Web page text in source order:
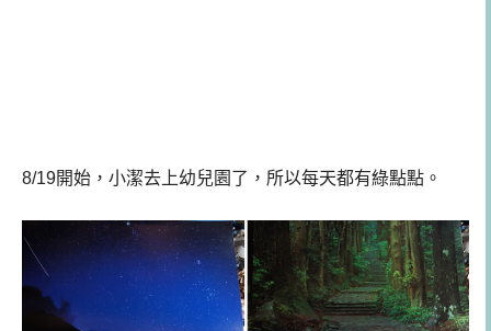
8/19開始，小潔去上幼兒園了，所以每天都有綠點點。